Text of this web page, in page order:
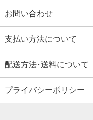
お問い合わせ
支払い方法について
配送方法･送料について
プライバシーポリシー